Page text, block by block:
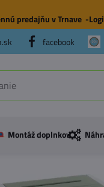
predajňuv Trnave -
facebook
Montáž doplnkov